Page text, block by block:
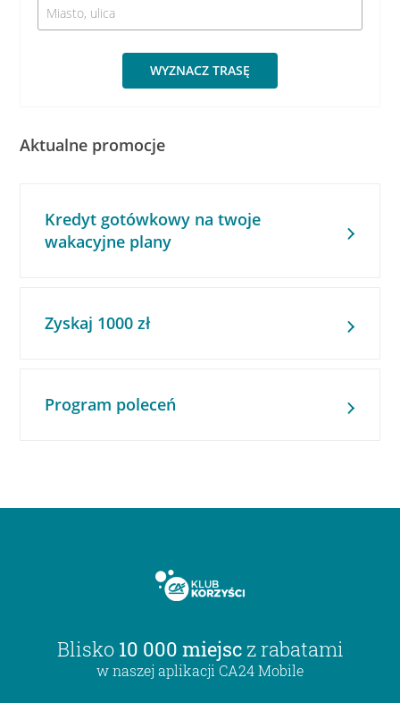
WYZNACZ TRASĘ
Aktualne promocje
Kredyt gotówkowy na twoje
wakacyjne plany
Zyskaj 1000 zł
Program poleceń
Blisko 10 000 miejsc z rabatami
w naszej aplikacji CA24 Mobile